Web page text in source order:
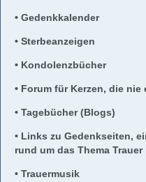
• Gedenkkalender
• Sterbeanzeigen
• Kondolenzbücher
• Forum für Kerzen, die
• Tagebücher (Blogs)
• Links zu Gedenkseiten,
rund um das Thema Trauer
• Trauermusik